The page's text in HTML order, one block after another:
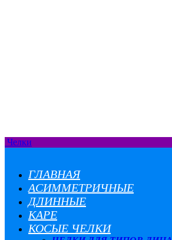
Челки
ГЛАВНАЯ
АСИММЕТРИЧНЫЕ
ДЛИННЫЕ
КАРЕ
КОСЫЕ ЧЕЛКИ